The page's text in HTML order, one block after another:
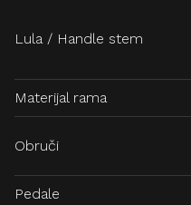
Lula / Handle stem
Materijal rama
Obruči
Pedale